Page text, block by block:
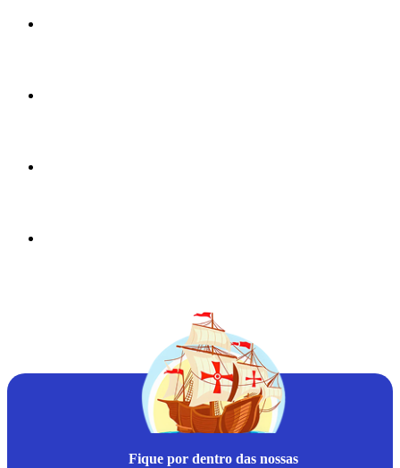
Fique por dentro das nossas